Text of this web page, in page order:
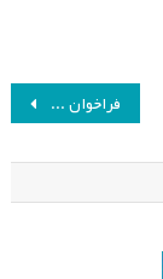
فراخوان حرف دل بچه های ایران با پرستاران و پزشکان